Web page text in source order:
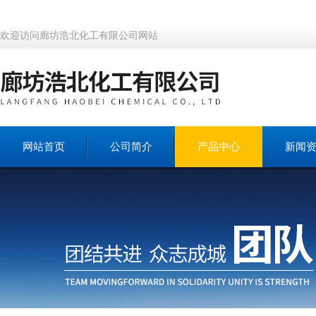
欢迎访问廊坊浩北化工有限公司网站
网站首页 公司简介 产品中心 新闻